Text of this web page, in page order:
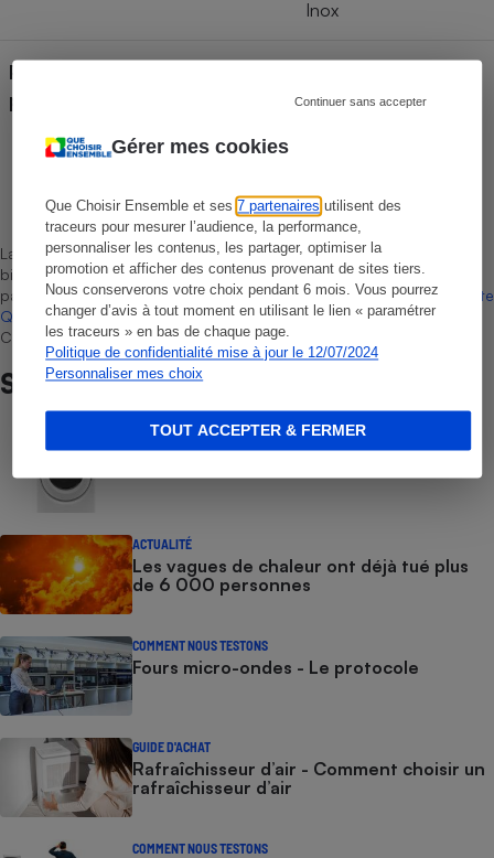
Gérer mes cookies
Que Choisir Ensemble et ses7 partenaires utilisent des
traceurs pour mesurer l’audience, la performance,
personnaliser les contenus, les partager, optimiser la
promotion et afficher des contenus provenant de sites tiers.
Nous conserverons votre choix pendant 6 mois. Vous pourrez
changer d’avis à tout moment en utilisant le lien « paramétrer
les traceurs » en bas de chaque page.
Politique de confidentialité mise à jour le 12/07/2024
Personnaliser mes choix
Continuer sans accepter
TOUT ACCEPTER & FERMER
Inox
Pays de fabrication (déclaré
par le fabricant)
Rédacteur technique
La sélection de produits ou services est représentative du marché,
bien que non-exhaustive. À l’exception des autorisations données
par Bureau Veritas Certification conformément aux règles de La Note
Que Choisir, il n’existe aucune relation contractuelle entre Que
Choisir Ensemble et les professionnels référencés.
Sur le même sujet
ACTUALITÉ
Les vagues de chaleur ont déjà tué plus
de 6 000 personnes
COMMENT NOUS TESTONS
Fours micro-ondes - Le protocole
GUIDE D'ACHAT
Rafraîchisseur d’air - Comment choisir un
rafraîchisseur d’air
COMMENT NOUS TESTONS